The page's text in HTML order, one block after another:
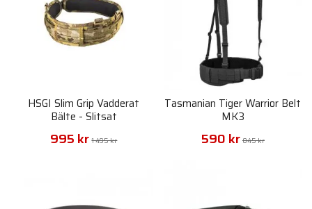
HSGI Slim Grip Vadderat
Bälte - Slitsat
995 kr 1 495 kr
Tasmanian Tiger Warrior Belt
MK3
590 kr 845 kr